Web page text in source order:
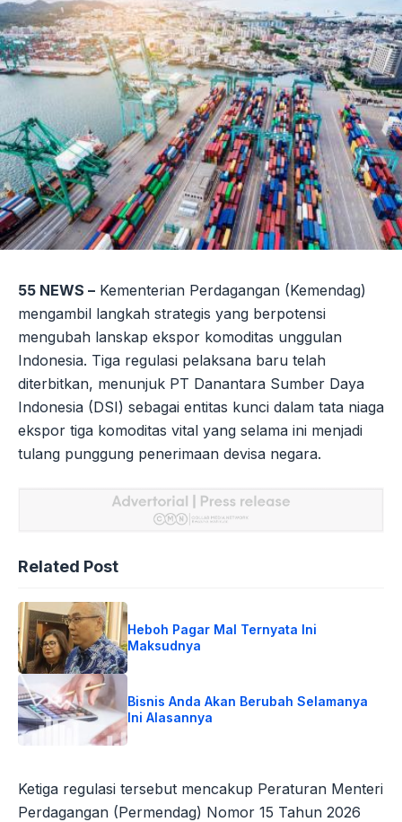
55 NEWS – Kementerian Perdagangan (Kemendag)
mengambil langkah strategis yang berpotensi
mengubah lanskap ekspor komoditas unggulan
Indonesia. Tiga regulasi pelaksana baru telah
diterbitkan, menunjuk PT Danantara Sumber Daya
Indonesia (DSI) sebagai entitas kunci dalam tata niaga
ekspor tiga komoditas vital yang selama ini menjadi
tulang punggung penerimaan devisa negara.
Related Post
Heboh Pagar Mal Ternyata Ini
Maksudnya
Bisnis Anda Akan Berubah Selamanya
Ini Alasannya
Ketiga regulasi tersebut mencakup Peraturan Menteri
Perdagangan (Permendag) Nomor 15 Tahun 2026